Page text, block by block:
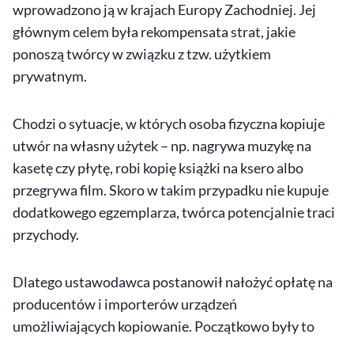
wprowadzono ją w krajach Europy Zachodniej. Jej
głównym celem była rekompensata strat, jakie
ponoszą twórcy w związku z tzw. użytkiem
prywatnym.
Chodzi o sytuacje, w których osoba fizyczna kopiuje
utwór na własny użytek – np. nagrywa muzykę na
kasetę czy płytę, robi kopię książki na ksero albo
przegrywa film. Skoro w takim przypadku nie kupuje
dodatkowego egzemplarza, twórca potencjalnie traci
przychody.
Dlatego ustawodawca postanowił nałożyć opłatę na
producentów i importerów urządzeń
umożliwiających kopiowanie. Początkowo były to